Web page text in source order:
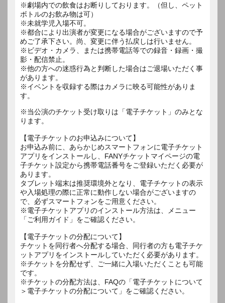
※劇場内での飲食はお断りしております。（但し、ペット
ボトルのお飲み物は可）
※未就学児入場不可。
※都合により出演者が変更になる場合がございますので予
めご了承下さい。尚、変更に伴う払戻しは行いません。
※ビデオ・カメラ、または携帯電話等での録音・録画・撮
影・配信禁止。
※他の方への迷惑行為と判断した場合はご退場いただく事
があります。
※イベントを収録する際はカメラに映る可能性がありま
す。
※当公演のチケット受け取りは「電子チケット」のみとな
ります。
【電子チケットのお申込みについて】
お申込み前に、あらかじめスマートフォンに電子チケット
アプリをインストールし、FANYチケットマイページの電
子チケット設定から携帯電話番号をご登録いただく必要が
あります。
タブレット端末は推奨環境外となり、電子チケットの表示
や入場処理の際に正常に動作しない場合がございますの
で、必ずスマートフォンをご用意ください。
※電子チケットアプリのインストール方法は、メニュー
「ご利用ガイド」をご確認ください。
【電子チケットの分配について】
チケットを同行者へ分配する場合、同行者の方も電子チケ
ットアプリをインストールしていただく必要があります。
※チケットを分配せず、ご一緒に入場いただくことも可能
です。
※チケットの分配方法は、FAQの「電子チケットについて
＞電子チケットの分配について」をご確認ください。